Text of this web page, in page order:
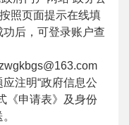
照页面提示在线填
后，可登录账户查
注明“政府信息公
《申请表》及身份